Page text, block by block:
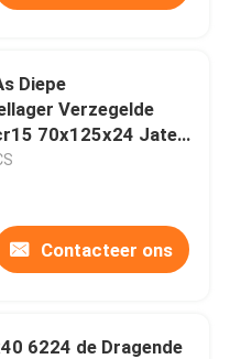
Diepe
Verzegelde
70x125x24 Jatec
Contacteer ons
6224 de Dragende